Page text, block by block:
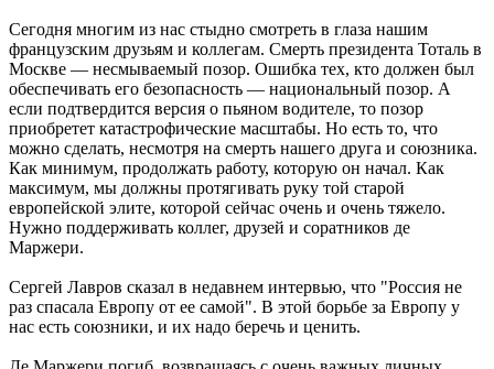
Сегодня многим из нас стыдно смотреть в глаза нашим
французским друзьям и коллегам. Смерть президента Тоталь в
Москве — несмываемый позор. Ошибка тех, кто должен был
обеспечивать его безопасность — национальный позор. А
если подтвердится версия о пьяном водителе, то позор
приобретет катастрофические масштабы. Но есть то, что
можно сделать, несмотря на смерть нашего друга и союзника.
Как минимум, продолжать работу, которую он начал. Как
максимум, мы должны протягивать руку той старой
европейской элите, которой сейчас очень и очень тяжело.
Нужно поддерживать коллег, друзей и соратников де
Маржери.
Сергей Лавров сказал в недавнем интервью, что "Россия не
раз спасала Европу от ее самой". В этой борьбе за Европу у
нас есть союзники, и их надо беречь и ценить.